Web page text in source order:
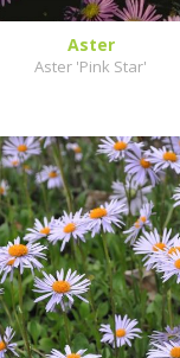
Aster
Aster 'Pink Star'